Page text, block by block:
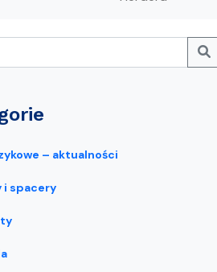
– aktualności
i spacery